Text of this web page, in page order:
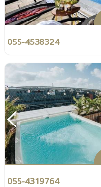
055-4538324
055-4319764